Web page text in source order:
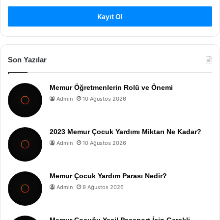
Kayıt Ol
Son Yazılar
Memur Öğretmenlerin Rolü ve Önemi
Admin 10 Ağustos 2026
2023 Memur Çocuk Yardımı Miktarı Ne Kadar?
Admin 10 Ağustos 2026
Memur Çocuk Yardım Parası Nedir?
Admin 9 Ağustos 2026